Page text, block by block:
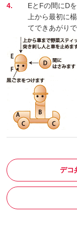
4.
EとFの間にD
上から最初に
てできあがりで
デコ